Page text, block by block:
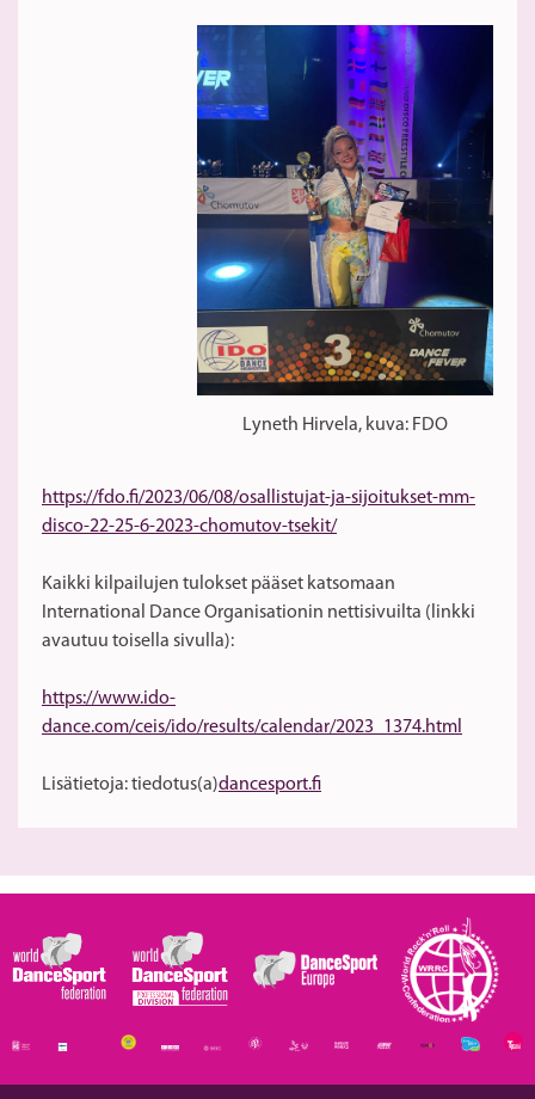
Lyneth Hirvela, kuva: FDO
https://fdo.fi/2023/06/08/osallistujat-ja-sijoitukset-mm-
disco-22-25-6-2023-chomutov-tsekit/
Kaikki kilpailujen tulokset pääset katsomaan
International Dance Organisationin nettisivuilta (linkki
avautuu toisella sivulla):
https://www.ido-
dance.com/ceis/ido/results/calendar/2023_1374.html
Lisätietoja: tiedotus(a)dancesport.fi